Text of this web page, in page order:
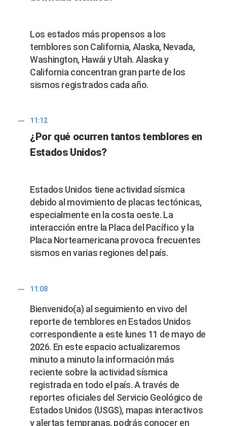
Los estados más propensos a los
temblores son California, Alaska, Nevada,
Washington, Hawái y Utah. Alaska y
California concentran gran parte de los
sismos registrados cada año.
11:12
¿Por qué ocurren tantos temblores en
Estados Unidos?
Estados Unidos tiene actividad sísmica
debido al movimiento de placas tectónicas,
especialmente en la costa oeste. La
interacción entre la Placa del Pacífico y la
Placa Norteamericana provoca frecuentes
sismos en varias regiones del país.
11:08
Bienvenido(a) al seguimiento en vivo del
reporte de temblores en Estados Unidos
correspondiente a este lunes 11 de mayo de
2026. En este espacio actualizaremos
minuto a minuto la información más
reciente sobre la actividad sísmica
registrada en todo el país. A través de
reportes oficiales del Servicio Geológico de
Estados Unidos (USGS), mapas interactivos
y alertas tempranas, podrás conocer en